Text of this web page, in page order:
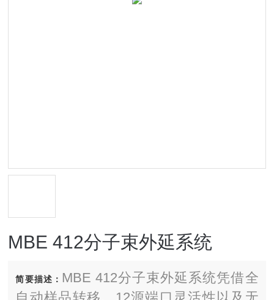
MBE 412分子束外延系统
简要描述： MBE 412分子束外延系统凭借全